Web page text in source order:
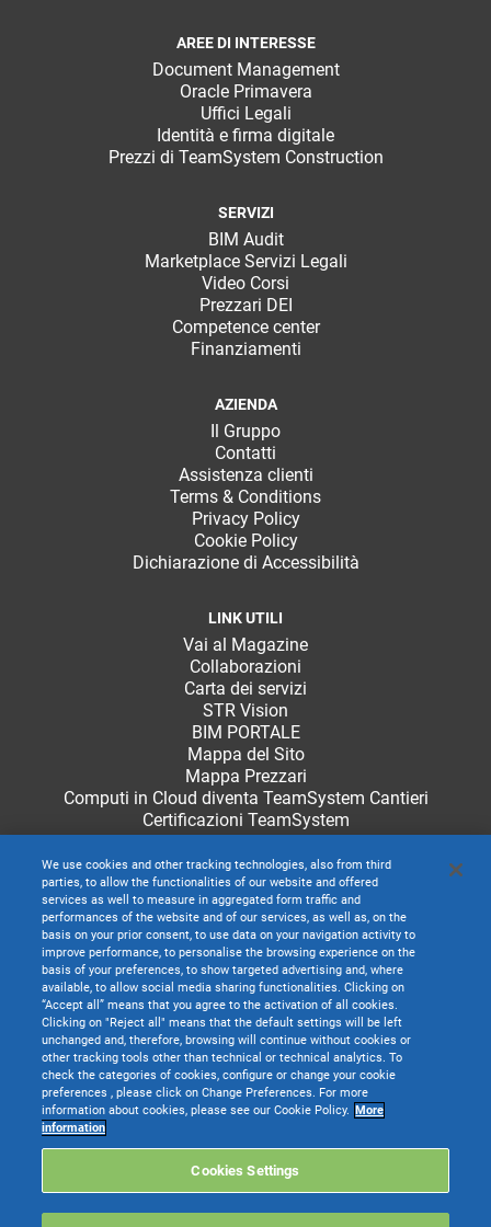
AREE DI INTERESSE
Document Management
Oracle Primavera
Uffici Legali
Identità e firma digitale
Prezzi di TeamSystem Construction
SERVIZI
BIM Audit
Marketplace Servizi Legali
Video Corsi
Prezzari DEI
Competence center
Finanziamenti
AZIENDA
Il Gruppo
Contatti
Assistenza clienti
Terms & Conditions
Privacy Policy
Cookie Policy
Dichiarazione di Accessibilità
LINK UTILI
Vai al Magazine
Collaborazioni
Carta dei servizi
STR Vision
BIM PORTALE
Mappa del Sito
Mappa Prezzari
Computi in Cloud diventa TeamSystem Cantieri
Certificazioni TeamSystem
TeamSystem S.p.A. società con socio unico soggetta all’attività di direzione e
coordinamento di TeamSystem Holdco S.p.A. - Cap. Soc. € 24.000.000 I.v. -
C.C.I.A.A. delle Marche - P.I. 01035310414
We use cookies and other tracking technologies, also from third
parties, to allow the functionalities of our website and offered
services as well to measure in aggregated form traffic and
performances of the website and of our services, as well as, on the
basis on your prior consent, to use data on your navigation activity to
improve performance, to personalise the browsing experience on the
basis of your preferences, to show targeted advertising and, where
available, to allow social media sharing functionalities. Clicking on
“Accept all” means that you agree to the activation of all cookies.
Clicking on "Reject all" means that the default settings will be left
unchanged and, therefore, browsing will continue without cookies or
other tracking tools other than technical or technical analytics. To
check the categories of cookies, configure or change your cookie
preferences , please click on Change Preferences. For more
information about cookies, please see our Cookie Policy. More
information
Cookies Settings